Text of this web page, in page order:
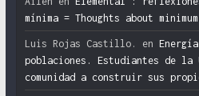
mínima = Thoughts about
Luis Rojas Castillo. en
poblaciones. Estudiantes de la
comunidad a construir sus